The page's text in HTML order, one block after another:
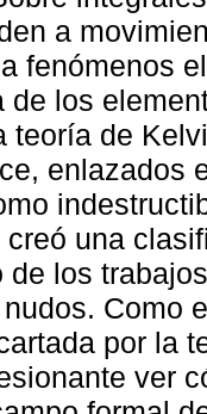
a
fenómenos
de los
teoría de
enlazados
una
de los
Como
por la
ver